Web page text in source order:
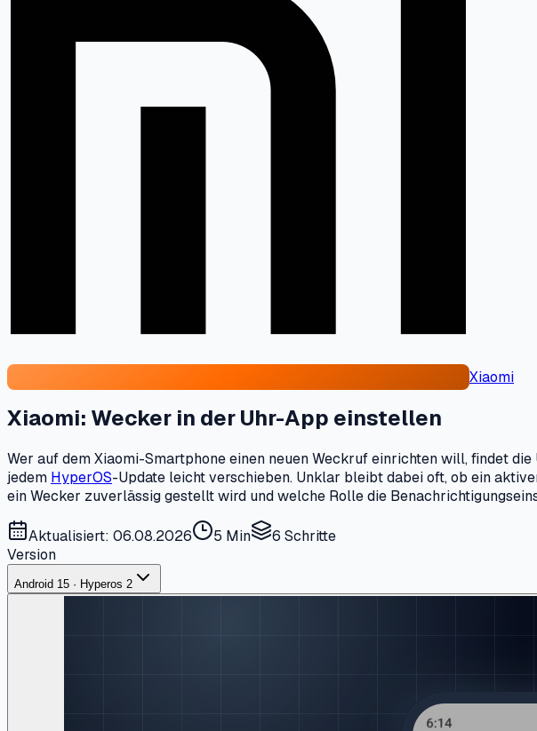
Xiaomi
Xiaomi: Wecker in der Uhr-App einstellen
Wer auf dem Xiaomi-Smartphone einen neuen Weckruf einrichten will, findet
jedem HyperOS-Update leicht verschieben. Unklar bleibt dabei oft, ob ein
ein Wecker zuverlässig gestellt wird und welche Rolle die
Aktualisiert: 06.08.2026 5 Min 6 Schritte
Version
Android 15 · Hyperos 2